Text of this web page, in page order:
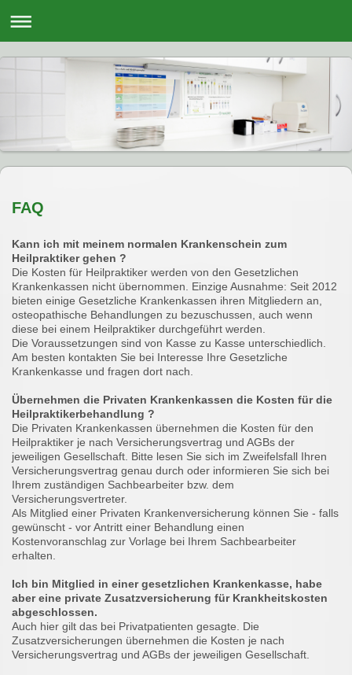
FAQ
Kann ich mit meinem normalen Krankenschein zum
Heilpraktiker gehen ?
Die Kosten für Heilpraktiker werden von den Gesetzlichen
Krankenkassen nicht übernommen. Einzige Ausnahme: Seit 2012
bieten einige Gesetzliche Krankenkassen ihren Mitgliedern an,
osteopathische Behandlungen zu bezuschussen, auch wenn
diese bei einem Heilpraktiker durchgeführt werden.
Die Voraussetzungen sind von Kasse zu Kasse unterschiedlich.
Am besten kontakten Sie bei Interesse Ihre Gesetzliche
Krankenkasse und fragen dort nach.
Übernehmen die Privaten Krankenkassen die Kosten für die
Heilpraktikerbehandlung ?
Die Privaten Krankenkassen übernehmen die Kosten für den
Heilpraktiker je nach Versicherungsvertrag und AGBs der
jeweiligen Gesellschaft. Bitte lesen Sie sich im Zweifelsfall Ihren
Versicherungsvertrag genau durch oder informieren Sie sich bei
Ihrem zuständigen Sachbearbeiter bzw. dem
Versicherungsvertreter.
Als Mitglied einer Privaten Krankenversicherung können Sie - falls
gewünscht - vor Antritt einer Behandlung einen
Kostenvoranschlag zur Vorlage bei Ihrem Sachbearbeiter
erhalten.
Ich bin Mitglied in einer gesetzlichen Krankenkasse, habe
aber eine private Zusatzversicherung für Krankheitskosten
abgeschlossen.
Auch hier gilt das bei Privatpatienten gesagte. Die
Zusatzversicherungen übernehmen die Kosten je nach
Versicherungsvertrag und AGBs der jeweiligen Gesellschaft.